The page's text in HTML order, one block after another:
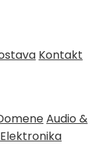
Kontakt
Audio &